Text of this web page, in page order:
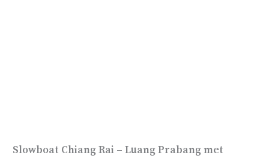
Slowboat Chiang Rai – Luang Prabang met